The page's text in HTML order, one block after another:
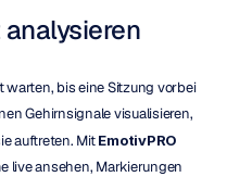
warten, bis eine Sitzung vorbei
Gehirnsignale visualisieren,
auftreten. Mit EmotivPRO
live ansehen, Markierungen